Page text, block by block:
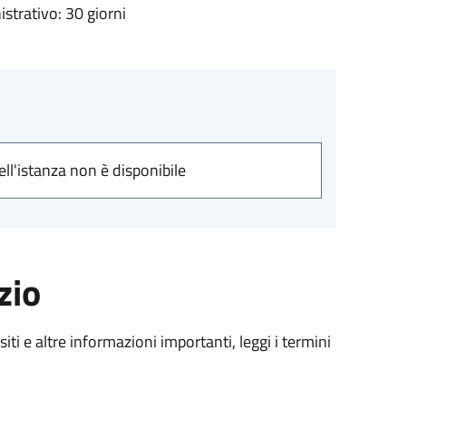
30 giorni
non è disponibile
e altre informazioni importanti, leggi i termini